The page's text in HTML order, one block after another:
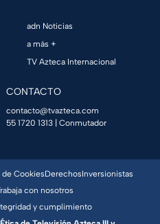
adn Noticias
a más +
TV Azteca Internacional
CONTACTO
contacto@tvazteca.com
55 1720 1313 | Conmutador
CookiesDerechosInversionistas
con nosotros
y cumplimiento